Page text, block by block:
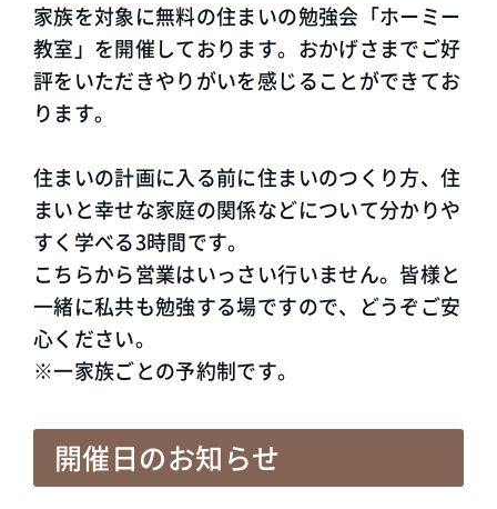
家族を対象に無料の住まいの勉強会「ホーミー
教室」を開催しております。おかげさまでご好
評をいただきやりがいを感じることができてお
ります。
住まいの計画に入る前に住まいのつくり方、住
まいと幸せな家庭の関係などについて分かりや
すく学べる3時間です。
こちらから営業はいっさい行いません。皆様と
一緒に私共も勉強する場ですので、どうぞご安
心ください。
※一家族ごとの予約制です。
開催日のお知らせ